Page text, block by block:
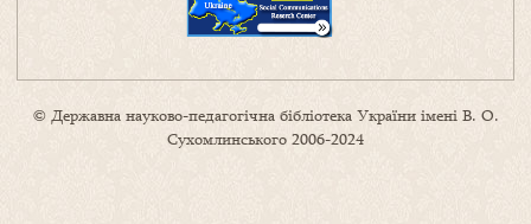
© Державна науково-педагогічна бібліотека України імені В. О.
Сухомлинського 2006-2024